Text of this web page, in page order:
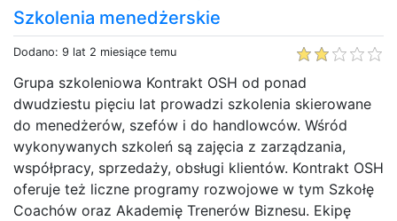
Szkolenia menedżerskie
Dodano: 9 lat 2 miesiące temu
Grupa szkoleniowa Kontrakt OSH od ponad
dwudziestu pięciu lat prowadzi szkolenia skierowane
do menedżerów, szefów i do handlowców. Wśród
wykonywanych szkoleń są zajęcia z zarządzania,
współpracy, sprzedaży, obsługi klientów. Kontrakt OSH
oferuje też liczne programy rozwojowe w tym Szkołę
Coachów oraz Akademię Trenerów Biznesu. Ekipę